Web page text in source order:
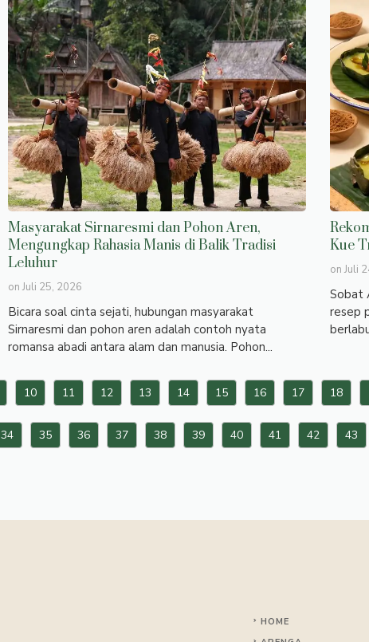
Masyarakat Sirnaresmi dan Pohon Aren,
Mengungkap Rahasia Manis di Balik Tradisi
Leluhur
onJuli 25, 2026
Bicara soal cinta sejati, hubungan masyarakat
Sirnaresmi dan pohon aren adalah contoh nyata
romansa abadi antara alam dan manusia. Pohon...
Kue
on Juli
Sobat
resep
10 11 12 13 14 15 16 17 18
34 35 36 37 38 39 40 41 42 43
HOME